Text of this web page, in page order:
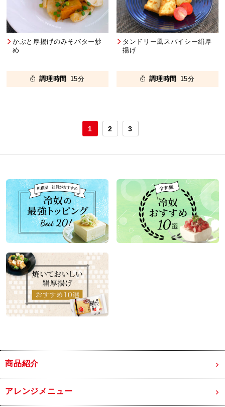
かぶと厚揚げのみそバター炒
め
調理時間 15分
タンドリー風スパイシー絹厚
揚げ
調理時間 15分
1 2 3
商品紹介
アレンジメニュー